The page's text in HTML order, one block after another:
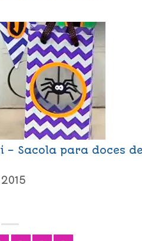
– Sacola para doces